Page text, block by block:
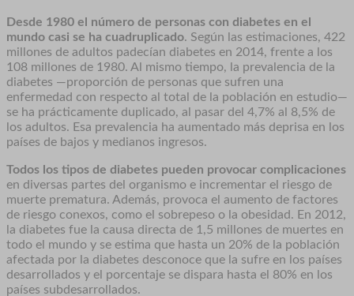
Desde 1980 el número de personas con diabetes en el
mundo casi se ha cuadruplicado. Según las estimaciones, 422
millones de adultos padecían diabetes en 2014, frente a los
108 millones de 1980. Al mismo tiempo, la prevalencia de la
diabetes —proporción de personas que sufren una
enfermedad con respecto al total de la población en estudio—
se ha prácticamente duplicado, al pasar del 4,7% al 8,5% de
los adultos. Esa prevalencia ha aumentado más deprisa en los
países de bajos y medianos ingresos.
Todos los tipos de diabetes pueden provocar complicaciones
en diversas partes del organismo e incrementar el riesgo de
muerte prematura. Además, provoca el aumento de factores
de riesgo conexos, como el sobrepeso o la obesidad. En 2012,
la diabetes fue la causa directa de 1,5 millones de muertes en
todo el mundo y se estima que hasta un 20% de la población
afectada por la diabetes desconoce que la sufre en los países
desarrollados y el porcentaje se dispara hasta el 80% en los
países subdesarrollados.